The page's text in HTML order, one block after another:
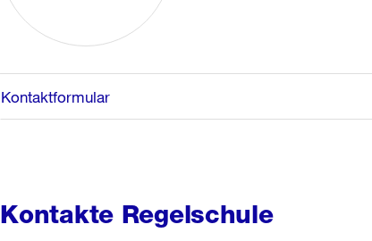
Kontaktformular
Kontakte Regelschule